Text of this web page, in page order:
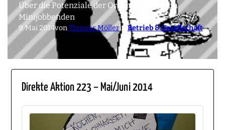
Über die Potenziale der Organisierung von
Minijobbenden
9. Mai 2014vonThomas Möllerin Betrieb & Gesellschaft
Direkte Aktion 223 – Mai/Juni 2014